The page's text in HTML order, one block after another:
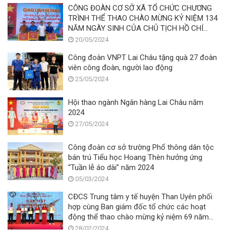
CÔNG ĐOÀN CƠ SỞ XÃ TỔ CHỨC CHƯƠNG
TRÌNH THỂ THAO CHÀO MỪNG KỶ NIỆM 134
NĂM NGÀY SINH CỦA CHỦ TỊCH HỒ CHÍ
MINH (19/5/1890 – 19/5/2024).
20/05/2024
Công đoàn VNPT Lai Châu tặng quà 27 đoàn
viên công đoàn, người lao động
25/05/2024
Hội thao ngành Ngân hàng Lai Châu năm
2024
27/05/2024
Công đoàn cơ sở trường Phổ thông dân tộc
bán trú Tiểu học Hoang Thèn hưởng ứng
“Tuần lễ áo dài” năm 2024
05/03/2024
CĐCS Trung tâm y tế huyện Than Uyên phối
hợp cùng Ban giám đốc tổ chức các hoạt
động thể thao chào mừng kỷ niệm 69 năm
Ngày Thầy thuốc Việt Nam (27/02/1955 –
28/02/2024